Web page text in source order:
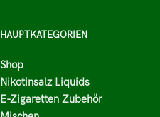
HAUPTKATEGORIEN
Shop
Nikotinsalz Liquids
E-Zigaretten Zubehör